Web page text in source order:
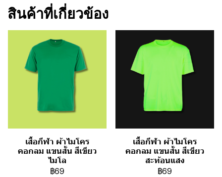
สินค้าที่เกี่ยวข้อง
เสื้อกีฬา ผ้าไมโคร
คอกลม แขนสั้น สีเขียว
ไมโล
฿69
เสื้อกีฬา ผ้าไมโคร
คอกลม แขนสั้น สีเขียว
สะท้อนแสง
฿69